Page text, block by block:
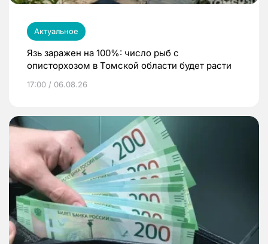
Актуальное
Язь заражен на 100%: число рыб с
описторхозом в Томской области будет расти
17:00 / 06.08.26